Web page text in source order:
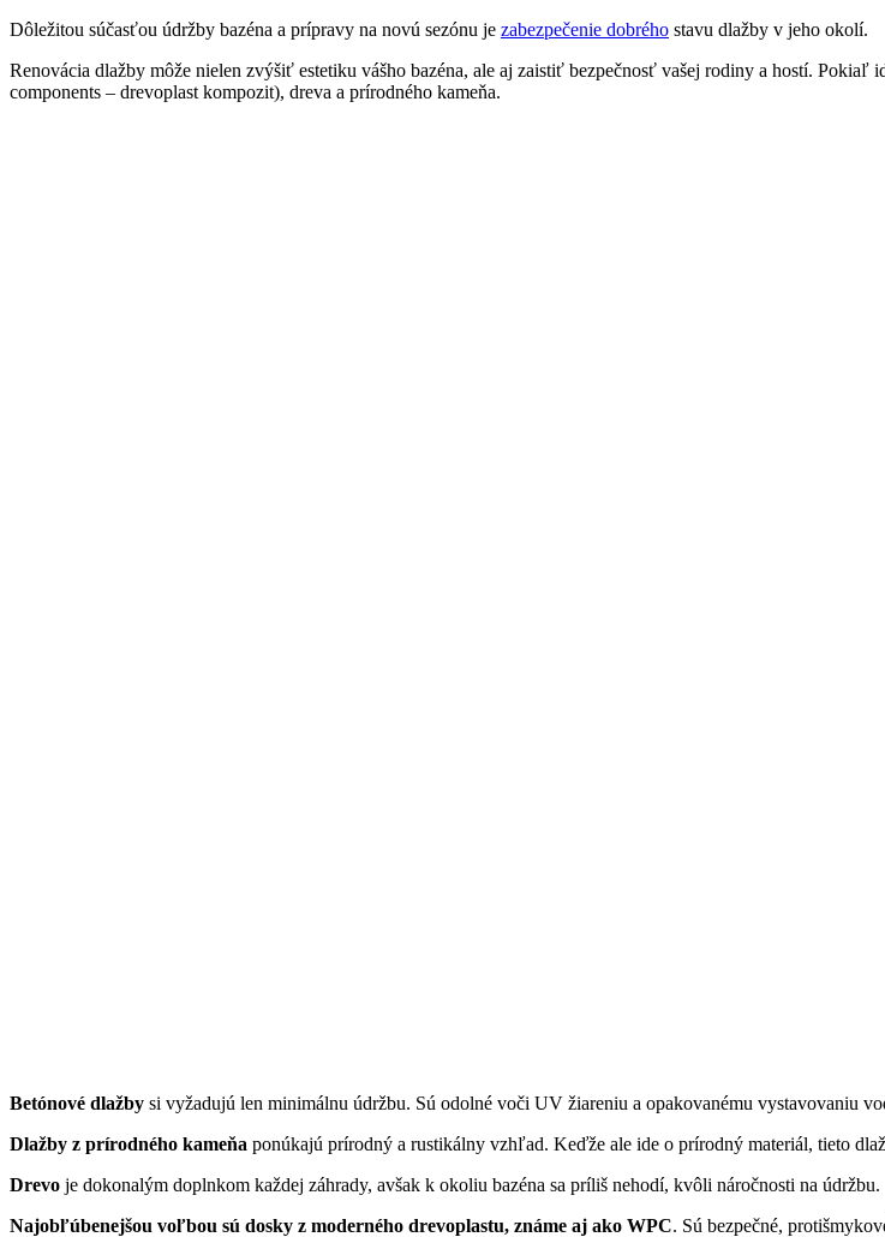
Dôležitou súčasťou údržby bazéna a prípravy na novú sezónu je zabezpečenie dobrého stavu dlažby v jeho okolí.
Renovácia dlažby môže nielen zvýšiť estetiku vášho bazéna, ale aj zaistiť bezpečnosť vašej rodiny a hostí. Pokiaľ
components – drevoplast kompozit), dreva a prírodného kameňa.
Betónové dlažby si vyžadujú len minimálnu údržbu. Sú odolné voči UV žiareniu a opakovanému vystavovaniu
Dlažby z prírodného kameňa ponúkajú prírodný a rustikálny vzhľad. Keďže ale ide o prírodný materiál, tieto
Drevo je dokonalým doplnkom každej záhrady, avšak k okoliu bazéna sa príliš nehodí, kvôli náročnosti na údržbu.
Najobľúbenejšou voľbou sú dosky z moderného drevoplastu, známe aj ako WPC. Sú bezpečné,